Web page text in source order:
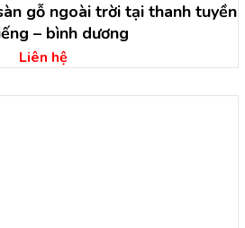
gỗ ngoài trời tại thanh tuyền
– bình dương
Liên hệ